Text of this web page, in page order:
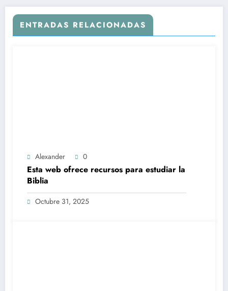
ENTRADAS RELACIONADAS
Alexander 0
Esta web ofrece recursos para estudiar la
Biblia
Octubre 31, 2025